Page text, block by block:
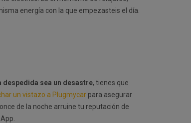
energía con la que empezasteis el día.
despedida sea un desastre, tienes que
un vistazo a Plugmycar para asegurar
de la noche arruine tu reputación de